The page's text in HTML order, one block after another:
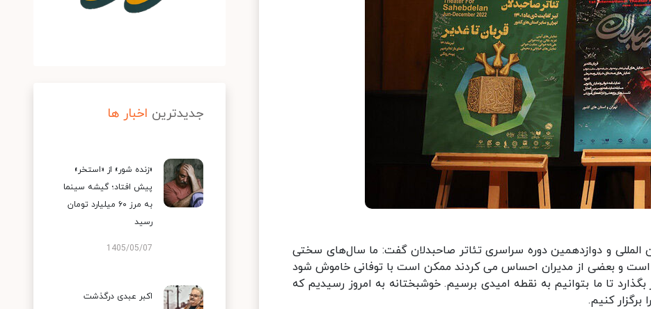
و دوازدهمین دوره سراسری تئاتر صاحبدلان گفت: ما سال‌های سختی
و بعضی از مدیران احساس می کردند ممکن است با توفانی خاموش شود
تا ما بتوانیم به نقطه امیدی برسیم. خوشبختانه به امروز رسیدیم که
برگزار کنیم.
جدیدترین اخبار ها
«زنده شور» از «استخر»
پیش افتاد؛ گیشه سینما
به مرز ۶۰ میلیارد تومان
رسید
1405/05/07
اکبر عبدی درگذشت